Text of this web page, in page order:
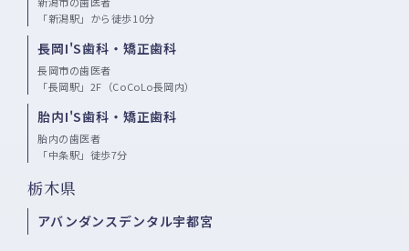
「新潟駅」から徒歩10分
長岡I'S歯科・矯正歯科
長岡市の歯医者
「長岡駅」2F（CoCoLo長岡内）
胎内I'S歯科・矯正歯科
胎内の歯医者
「中条駅」徒歩7分
栃木県
アバンダンスデンタル宇都宮